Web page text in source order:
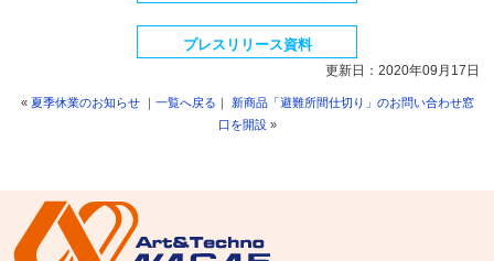
プレスリリース資料
更新日：2020年09月17日
« 夏季休業のお知らせ｜ 一覧へ戻る ｜
新商品「避難所間仕切り」のお問い合わせ窓
口を開設»